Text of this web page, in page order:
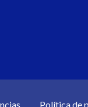
Política de